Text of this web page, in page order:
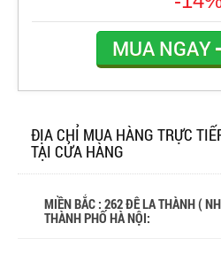
MUA NGAY
ĐỊA CHỈ MUA HÀNG TRỰC
TẠI CỬA HÀNG
MIỀN BẮC : 262 ĐÊ LA THÀNH (
THÀNH PHỐ HÀ NỘI: